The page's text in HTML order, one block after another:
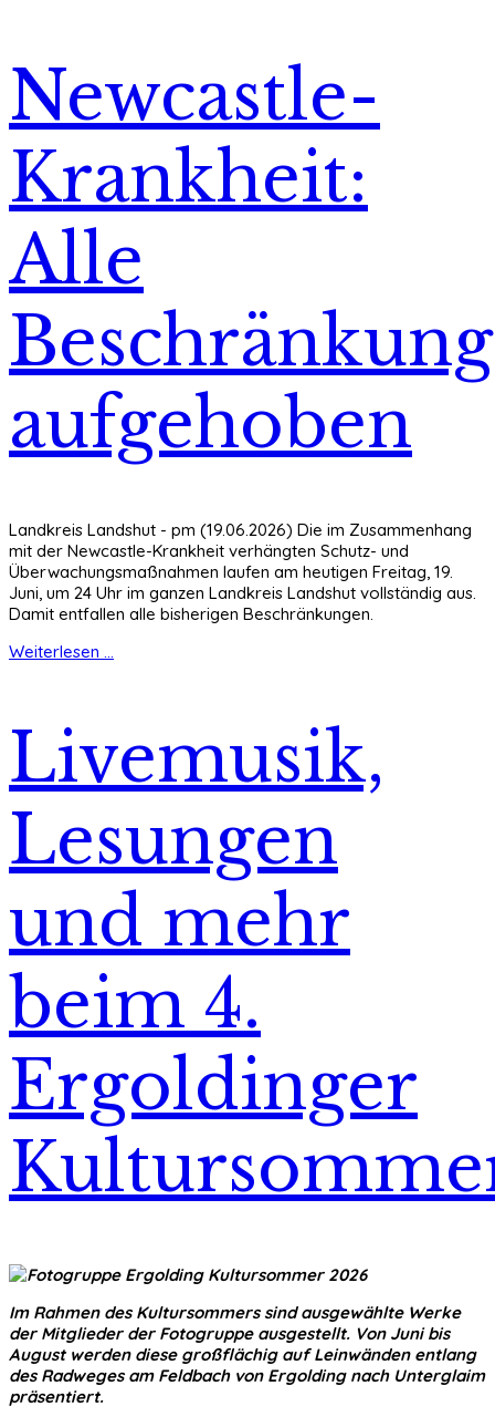
Newcastle-
Krankheit:
Alle
aufgehoben
Landkreis Landshut - pm (19.06.2026) Die im Zusammenhang
mit der Newcastle-Krankheit verhängten Schutz- und
Überwachungsmaßnahmen laufen am heutigen Freitag, 19.
Juni, um 24 Uhr im ganzen Landkreis Landshut vollständig aus.
Damit entfallen alle bisherigen Beschränkungen.
Weiterlesen ...
Livemusik,
Lesungen
und mehr
beim 4.
Ergoldinger
Im Rahmen des Kultursommers sind ausgewählte Werke
der Mitglieder der Fotogruppe ausgestellt. Von Juni bis
August werden diese großflächig auf Leinwänden entlang
des Radweges am Feldbach von Ergolding nach Unterglaim
präsentiert.